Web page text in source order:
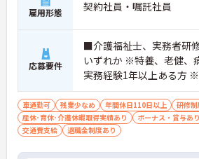
雇用形態 契約社員・嘱託社員
応募要件
■介護福祉士、実務者研
いずれか ※特養、老健、
実務経験1年以上ある方
以上ある方、機械浴の使
歓迎
車通勤可 残業少なめ 年間休日110日以上
研修制
産休･育休･介護休暇取得実績あり
ボーナス・賞与あり
交通費支給
退職金制度あり